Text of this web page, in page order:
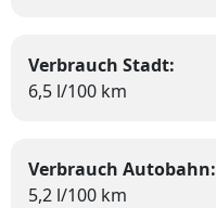
Verbrauch Stadt:
6,5 l/100 km
Verbrauch Autobahn:
5,2 l/100 km